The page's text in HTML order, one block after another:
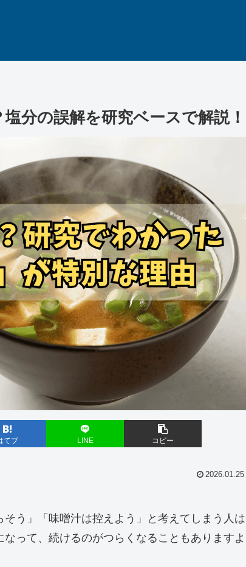
分の誤解を研究ベースで解説！
てブ LINE コピー
2026.01.25
う」「味噌汁は控えよう」と考えてしまう人は
って、続けるのがつらくなることもありますよ